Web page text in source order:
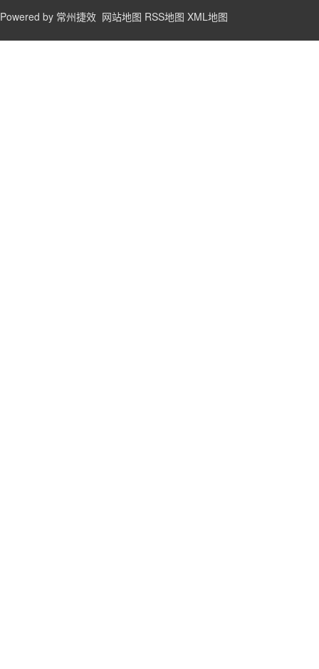
Powered by 常州捷效 网站地图 RSS地图 XML地图